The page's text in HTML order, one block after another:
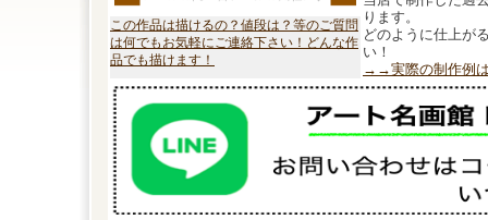
この作品は描けるの？値段は？等のご質問
は何でもお気軽にご連絡下さい！どんな作
品でも描けます！
ります。
どのように仕上が
い！
→→実際の制作例